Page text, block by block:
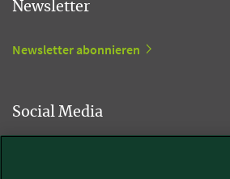
Newsletter
Newsletter abonnieren
Social Media